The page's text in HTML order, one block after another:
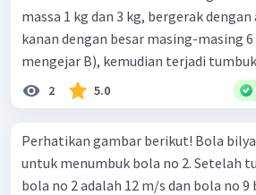
massa 1 kg dan 3 kg, bergerak
kanan dengan besar masing-masing
mengejar B), kemudian terjadi
2 5.0
Perhatikan gambar berikut! Bola bilyar no 9 digunakan
untuk menumbuk bola no 2. Setelah
bola no 2 adalah 12 m/s dan bola no